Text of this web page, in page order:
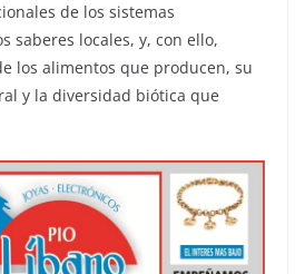
de los sistemas
saberes locales, y, con ello,
los alimentos que producen, su
y la diversidad biótica que